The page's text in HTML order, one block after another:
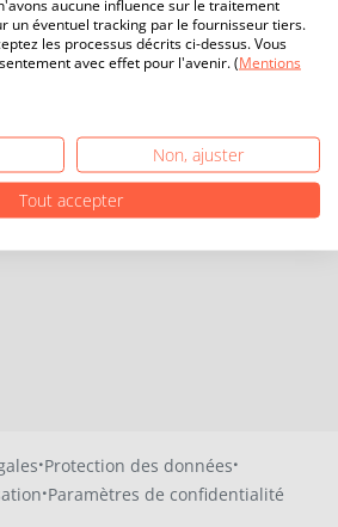
·Protection des données·
·Paramètres de confidentialité
aucune influence sur le traitement
un éventuel tracking par le fournisseur tiers.
les processus décrits ci-dessus. Vous
avec effet pour l'avenir. (Mentions
Non, ajuster
Tout accepter